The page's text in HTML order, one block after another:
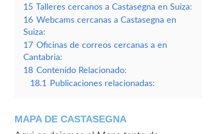
15 Talleres cercanos a Castasegna en Suiza:
16 Webcams cercanas a Castasegna en
Suiza:
17 Oficinas de correos cercanas a en
Cantabria:
18 Contenido Relacionado:
18.1
Publicaciones relacionadas:
MAPA DE CASTASEGNA